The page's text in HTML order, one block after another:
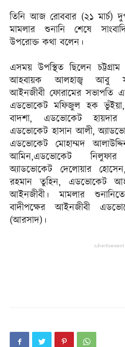
তিনি আজ রোববার (২১ মার্চ)
মামলার শুনানি শেষে
উপরোক্ত কথা বলেন।
এসময় উপস্থিত ছিলেন
আহবায়ক আলহাজ্ব আবু
আইনজীবী ফোরামের
এডভোকেট মফিজুল হক ভুঁইয়া,
বাদশা, এডভোকেট হায়দার
এডভোকেট হাসান আলী,
এডভোকেট মোহাম্মদ
আমিন,এডভোকেট
অ্যাডভোকেট দেলোয়ার
রহমান তুহিন, এডভোকেট
আইনজীবী। মামলার
বাদীপক্ষের আইনজীবী
(আরসাদ)।
Advertisement